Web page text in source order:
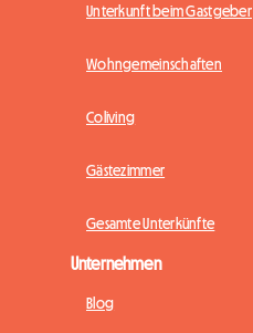
Unterkunft beim Gastgeber
Wohngemeinschaften
Coliving
Gästezimmer
Gesamte Unterkünfte
Unternehmen
Blog